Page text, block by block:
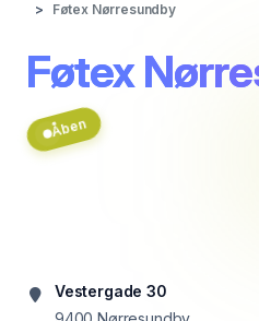
Føtex Nørresundby
Føtex
Åben
Vestergade 30